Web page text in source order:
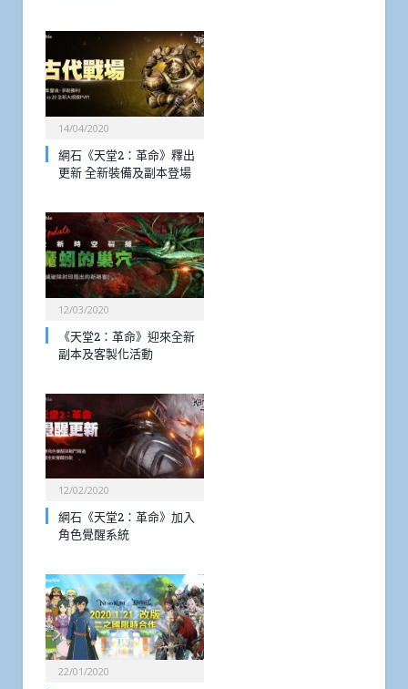
14/04/2020
網石《天堂2：革命》釋出
更新 全新裝備及副本登場
12/03/2020
《天堂2：革命》迎來全新
副本及客製化活動
12/02/2020
網石《天堂2：革命》加入
角色覺醒系統
22/01/2020